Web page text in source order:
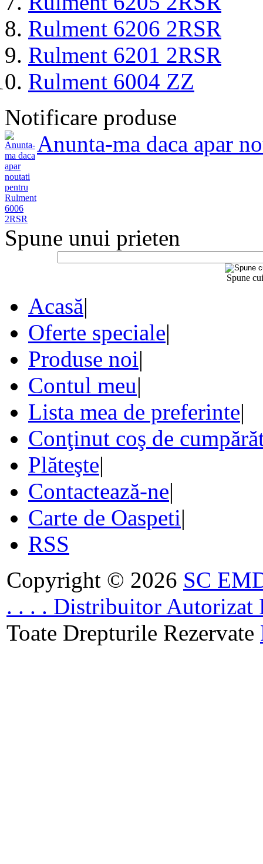
Rulment 6206 2RSR
Rulment 6201 2RSR
Rulment 6004 ZZ
Notificare produse
Anunta-ma daca apar
Spune unui prieten
Spune
Acasă|
Oferte speciale|
Produse noi|
Contul meu|
Lista mea de preferinte|
Conţinut coş de
Plăteşte|
Contactează-ne|
Carte de Oaspeti|
RSS
Copyright © 2026 SC
. . . . Distribuitor Autorizat
Toate Drepturile Rezervate